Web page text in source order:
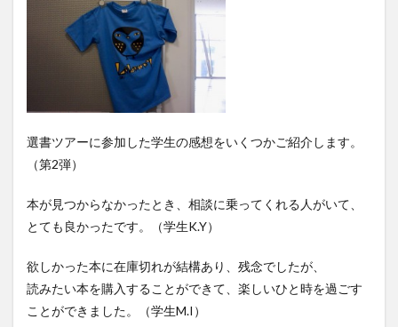
選書ツアーに参加した学生の感想をいくつかご紹介します。
（第2弾）
本が見つからなかったとき、相談に乗ってくれる人がいて、
とても良かったです。（学生K.Y）
欲しかった本に在庫切れが結構あり、残念でしたが、
読みたい本を購入することができて、楽しいひと時を過ごす
ことができました。（学生M.I）